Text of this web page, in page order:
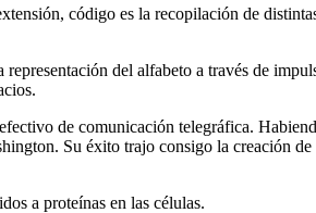
código es la recopilación de
del alfabeto a través de
de comunicación telegráfica.
Su éxito trajo consigo la creación de
a proteínas en las células.